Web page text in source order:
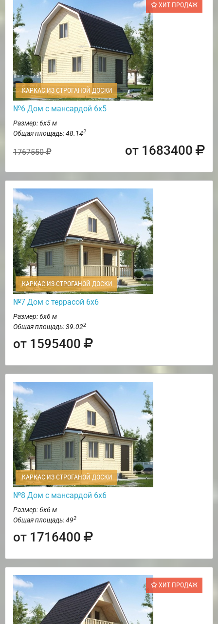
ХИТ ПРОДАЖ
КАРКАС ИЗ СТРОГАНОЙ ДОСКИ
№6 Дом с мансардой 6х5
Размер: 6х5 м
Общая площадь: 48.142
1767550 от 1683400
КАРКАС ИЗ СТРОГАНОЙ ДОСКИ
№7 Дом с террасой 6х6
Размер: 6х6 м
Общая площадь: 39.022
от 1595400
КАРКАС ИЗ СТРОГАНОЙ ДОСКИ
№8 Дом с мансардой 6х6
Размер: 6х6 м
Общая площадь: 492
от 1716400
ХИТ ПРОДАЖ